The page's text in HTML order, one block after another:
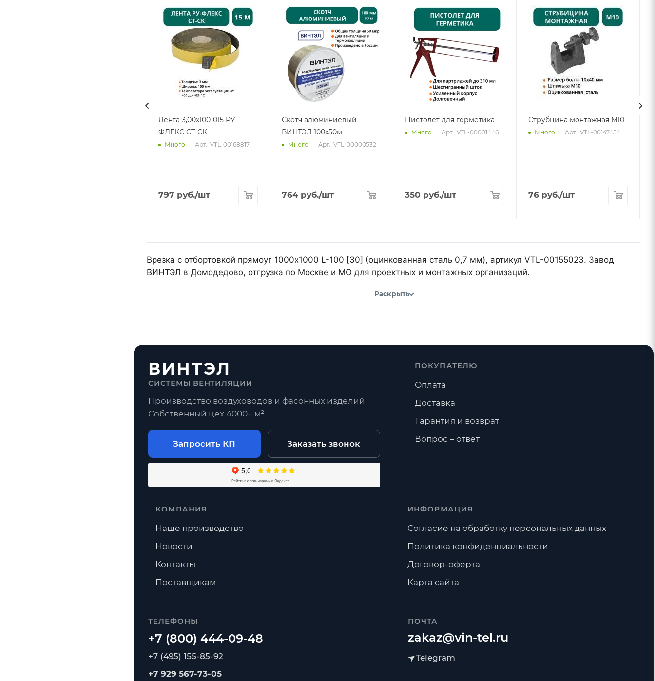
Лента 3,00х100-015 РУ-
ФЛЕКС СТ-СК
Много Арт.: VTL-00168817
797 руб./шт
Скотч алюминиевый
ВИНТЭЛ 100х50м
Много Арт.: VTL-00000532
764 руб./шт
Пистолет для герметика
Много Арт.: VTL-00001446
350 руб./шт
Струбцина монтажная М10
Много Арт.: VTL-00147454
76 руб./шт
Врезка с отбортовкой прямоуг 1000х1000 L-100 [30] (оцинкованная сталь 0,7 мм), артикул VTL-00155023. Завод
ВИНТЭЛ в Домодедово, отгрузка по Москве и МО для проектных и монтажных организаций.
Раскрыть
ВИНТЭЛ
СИСТЕМЫ ВЕНТИЛЯЦИИ
Производство воздуховодов и фасонных изделий.
Собственный цех 4000+ м².
Запросить КП Заказать звонок
ТЕЛЕФОНЫ
+7 (495) 155-85-92
+7 929 567-73-05
ПОЧТА
zakaz@vin-tel.ru
ПОКУПАТЕЛЮ
Оплата
Доставка
Гарантия и возврат
Вопрос – ответ
КОМПАНИЯ
Наше производство
Новости
Контакты
Поставщикам
ИНФОРМАЦИЯ
Согласие на обработку персональных данных
Политика конфиденциальности
Договор-оферта
Карта сайта